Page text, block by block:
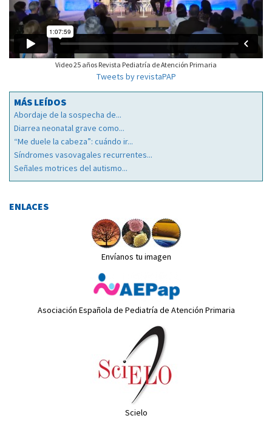
Video 25 años Revista Pediatría de Atención Primaria
Tweets by revistaPAP
MÁS LEÍDOS
Abordaje de la sospecha de...
Diarrea neonatal grave como...
“Me duele la cabeza”: cuándo ir...
Síndromes vasovagales recurrentes...
Señales motrices del autismo...
ENLACES
Envíanos tu imagen
Asociación Española de Pediatría de Atención Primaria
Scielo